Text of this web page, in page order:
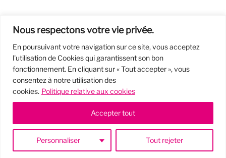
Nous respectons votre vie privée.
En poursuivant votre navigation sur ce site, vous acceptez
l'utilisation de Cookies qui garantissent son bon
fonctionnement. En cliquant sur « Tout accepter », vous
consentez à notre utilisation des
cookies. Politique relative aux cookies
Personnaliser Tout rejeter
Accepter tout
Mentions Légales
Politique de confidentialité / RGPD
Conditions Générales de Vente
© 2019 - Cousins & Cousines